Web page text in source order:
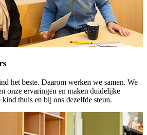
het beste. Daarom werken we samen. We
onze ervaringen en maken duidelijke
thuis en bij ons dezelfde steun.